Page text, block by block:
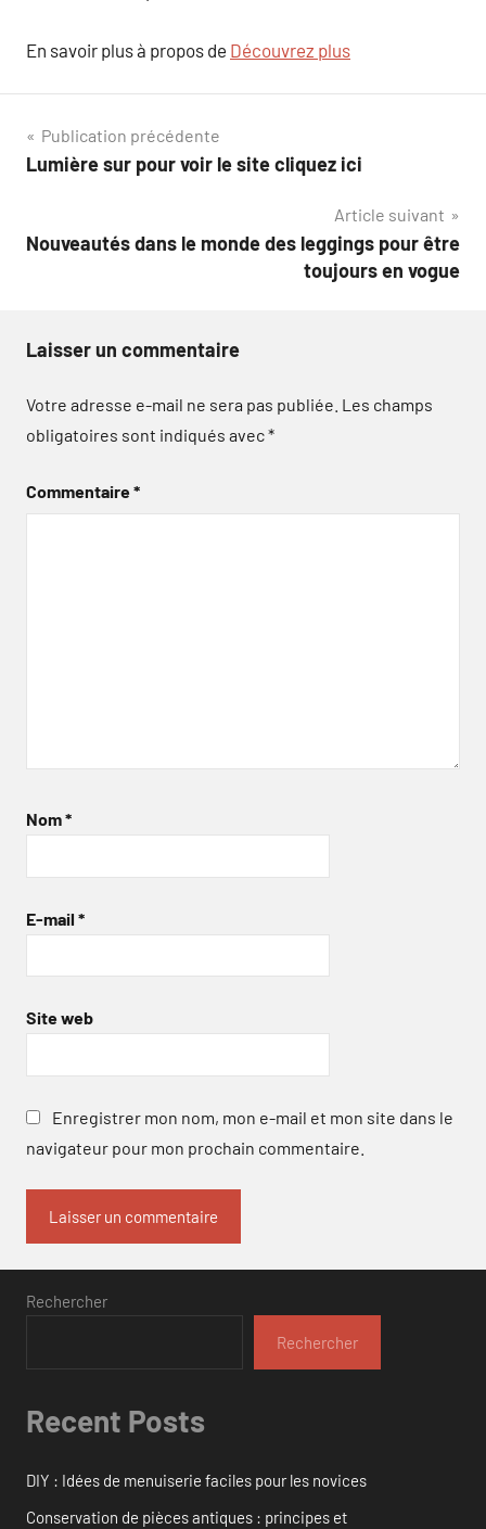
En savoir plus à propos de Découvrez plus
Navigation
de
Publication précédente
Lumière sur pour voir le site cliquez ici
Article suivant
Nouveautés dans le monde des leggings pour être
toujours en vogue
Laisser un commentaire
Votre adresse e-mail ne sera pas publiée. Les champs
obligatoires sont indiqués avec*
Commentaire*
Nom*
E-mail *
Site web
Enregistrer mon nom, mon e-mail et mon site dans le
navigateur pour mon prochain commentaire.
Rechercher
Rechercher
Recent Posts
DIY : Idées de menuiserie faciles pour les novices
Conservation de pièces antiques : principes et